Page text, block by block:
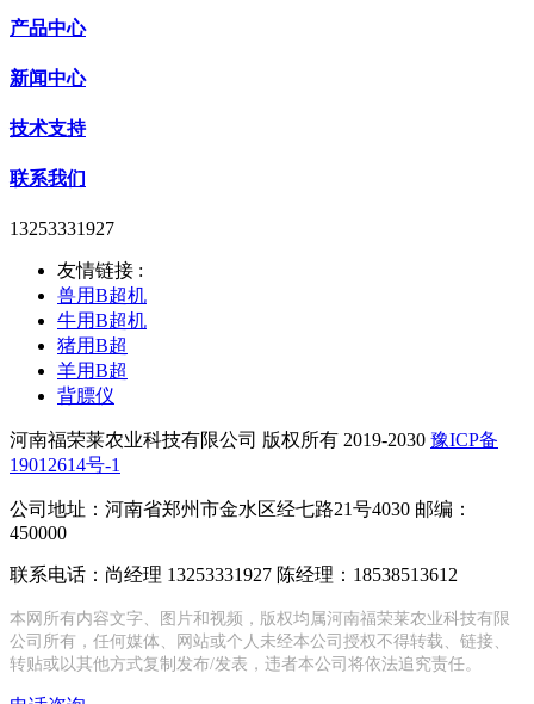
产品中心
新闻中心
技术支持
联系我们
13253331927
友情链接 :
兽用B超机
牛用B超机
猪用B超
羊用B超
背膘仪
河南福荣莱农业科技有限公司 版权所有 2019-2030 豫ICP备
19012614号-1
公司地址：河南省郑州市金水区经七路21号4030 邮编：
450000
联系电话：尚经理 13253331927 陈经理：18538513612
本网所有内容文字、图片和视频，版权均属河南福荣莱农业科技有限
公司所有，任何媒体、网站或个人未经本公司授权不得转载、链接、
转贴或以其他方式复制发布/发表，违者本公司将依法追究责任。